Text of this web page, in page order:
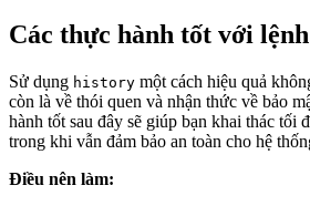
Các thực hành tốt với
Sử dụng history một cách hiệu quả
còn là về thói quen và nhận thức về bảo
hành tốt sau đây sẽ giúp bạn khai thác tối
trong khi vẫn đảm bảo an toàn cho hệ
Điều nên làm: